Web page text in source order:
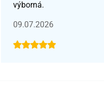
výborná.
09.07.2026